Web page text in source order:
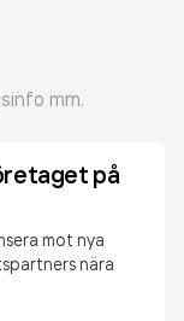
mm.
på
mot nya
nära